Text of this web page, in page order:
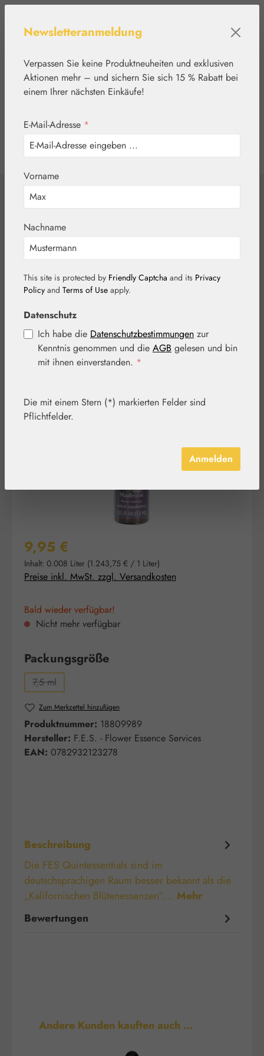
Werkzeugleiste anzeigen
Home
Madrone /
Erdbeerbaum
Tropfen
Regulärer Preis:
9,95 €
Inhalt: 0.008 Liter (1.243,75 € / 1 Liter)
Preise inkl. MwSt. zzgl. Versandkosten
Bald wieder verfügbar!
Nicht mehr verfügbar
Packungsgrößeauswählen
7,5 ml
(Diese Option ist zurzeit nicht verfügbar.)
Zum Merkzettel hinzufügen
Produktnummer: 18809989
Hersteller: F.E.S. - Flower Essence Services
EAN: 0782932123278
Beschreibung
Die FES Quintessentials sind im
deutschsprachigen Raum besser bekannt als die
„Kalifornischen Blütenessenzen“.… Mehr
Bewertungen
Produktgalerie überspringen
Andere Kunden kauften auch …
Newsletteranmeldung
Verpassen Sie keine Produktneuheiten und exklusiven
Aktionen mehr – und sichern Sie sich 15 % Rabatt bei
einem Ihrer nächsten Einkäufe!
E-Mail-Adresse *
Vorname
Nachname
This site is protected by Friendly Captcha and its Privacy
Policy and Terms of Use apply.
Datenschutz
Ich habe die Datenschutzbestimmungen zur
Kenntnis genommen und die AGB gelesen und bin
mit ihnen einverstanden. *
Die mit einem Stern (*) markierten Felder sind
Pflichtfelder.
Anmelden